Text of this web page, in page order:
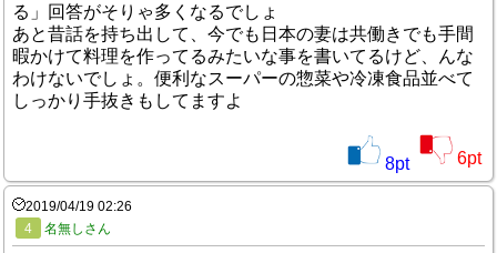
る」回答がそりゃ多くなるでしょ
あと昔話を持ち出して、今でも日本の妻は共働きでも手間
暇かけて料理を作ってるみたいな事を書いてるけど、んな
わけないでしょ。便利なスーパーの惣菜や冷凍食品並べて
しっかり手抜きもしてますよ
8pt 6pt
2019/04/19 02:26
4
名無しさん